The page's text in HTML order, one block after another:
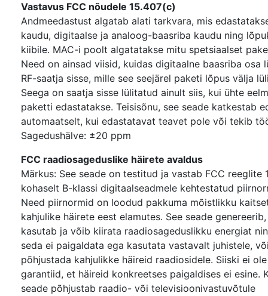
Vastavus FCC nõudele 15.407(c)
Andmeedastust algatab alati tarkvara, mis
kaudu, digitaalse ja analoog-baasriba kaudu ning
kiibile. MAC-i poolt algatatakse mitu spetsiaalset
Need on ainsad viisid, kuidas digitaalne baasriba osa
RF-saatja sisse, mille see seejärel paketi lõpus välja
Seega on saatja sisse lülitatud ainult siis, kui ühte
paketti edastatakse. Teisisõnu, see seade katkestab
automaatselt, kui edastatavat teavet pole või tekib
Sagedushälve: ±20 ppm
FCC raadiosageduslike häirete avaldus
Märkus: See seade on testitud ja vastab FCC reeglite
kohaselt B-klassi digitaalseadmele kehtestatud
Need piirnormid on loodud pakkuma mõistlikku
kahjulike häirete eest elamutes. See seade genereerib,
kasutab ja võib kiirata raadiosageduslikku energiat
seda ei paigaldata ega kasutata vastavalt juhistele,
põhjustada kahjulikke häireid raadiosidele. Siiski ei
garantiid, et häireid konkreetses paigaldises ei esine.
seade põhjustab raadio- või televisioonivastuvõtule